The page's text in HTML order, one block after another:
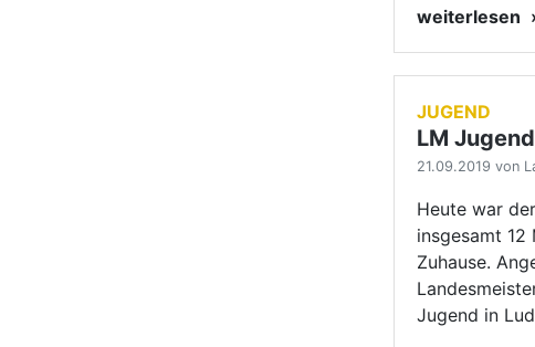
2 3 nächste
TBW News